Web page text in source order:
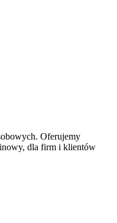
Oferujemy
dla firm i klientów